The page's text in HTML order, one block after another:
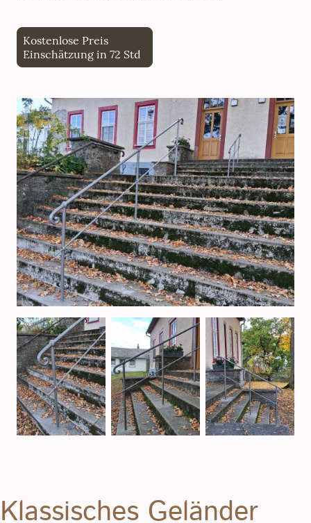
Kostenlose Preis
Einschätzung in 72 Std
Klassisches Geländer